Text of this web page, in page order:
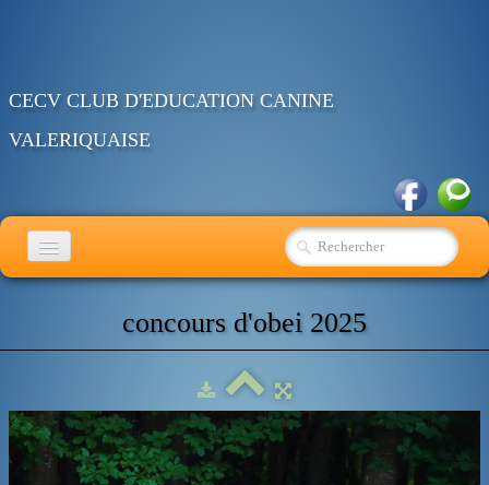
CECV CLUB D'EDUCATION CANINE
VALERIQUAISE
ACCUEIL
EDUCATION
OBEISSANCE
AGENDA
concours d'obei 2025